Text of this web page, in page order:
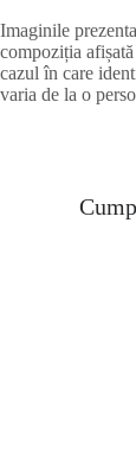
Imaginile
compoziția
cazul în care
varia de la o